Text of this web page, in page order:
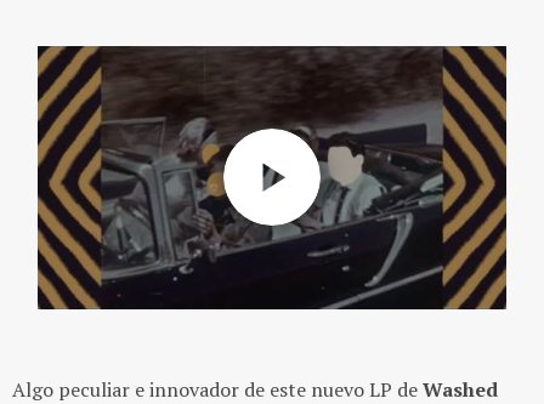
Algo peculiar e innovador de este nuevo LP deWashed